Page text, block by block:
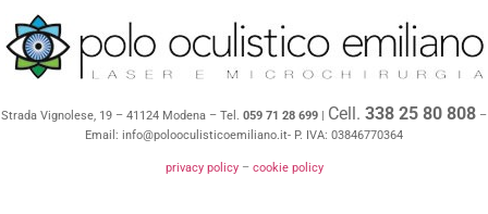
Strada Vignolese, 19 – 41124 Modena – Tel. 059 71 28 699 | Cell. 338 25 80 808 –
Email: info@polooculisticoemiliano.it- P. IVA: 03846770364
privacy policy– cookie policy